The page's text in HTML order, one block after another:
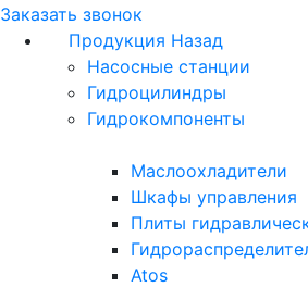
Заказать звонок
Продукция Назад
Насосные станции
Гидроцилиндры
Гидрокомпоненты
Маслоохладители
Шкафы управления
Плиты
Atos